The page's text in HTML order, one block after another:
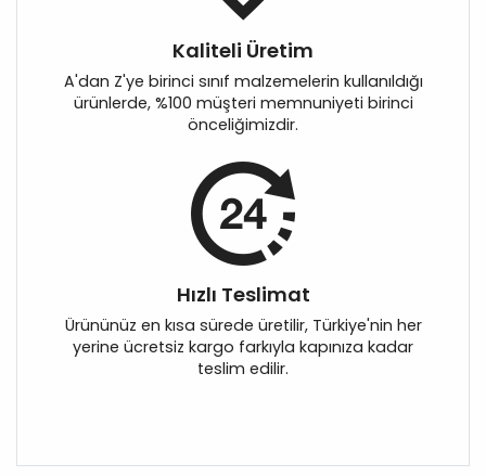
Kaliteli Üretim
A'dan Z'ye birinci sınıf malzemelerin kullanıldığı
ürünlerde, %100 müşteri memnuniyeti birinci
önceliğimizdir.
Hızlı Teslimat
Ürününüz en kısa sürede üretilir, Türkiye'nin her
yerine ücretsiz kargo farkıyla kapınıza kadar
teslim edilir.